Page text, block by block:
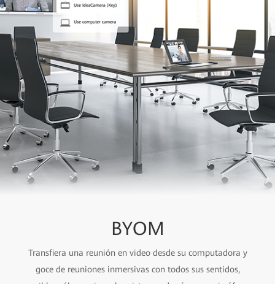
BYOM
Transfiera una reunión en video desde su computadora y
goce de reuniones inmersivas con todos sus sentidos,